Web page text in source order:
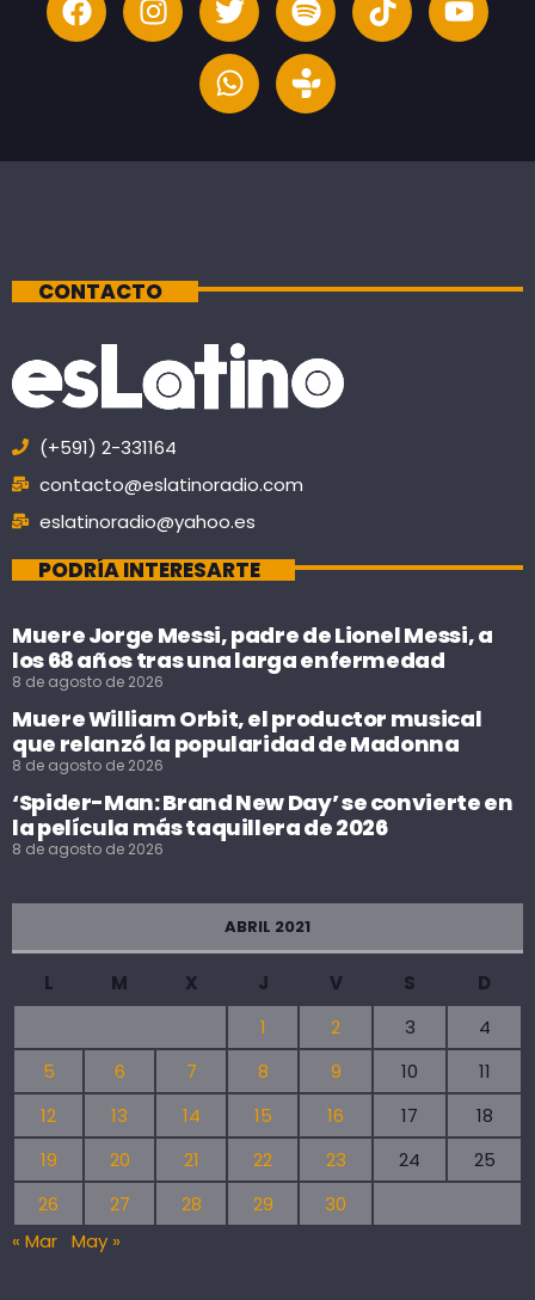
CONTACTO
(+591) 2-331164
contacto@eslatinoradio.com
eslatinoradio@yahoo.es
PODRÍA INTERESARTE
Muere Jorge Messi, padre de Lionel Messi, a
los 68 años tras una larga enfermedad
8 de agosto de 2026
Muere William Orbit, el productor musical
que relanzó la popularidad de Madonna
8 de agosto de 2026
‘Spider-Man: Brand New Day’ se convierte en
la película más taquillera de 2026
8 de agosto de 2026
ABRIL 2021
L M X J V S
D
1
2 3
4
5
6 7 8 9 10
11
12
13 14 15 16 17
18
19
20 21 22 23 24
25
26
27 28 29
30
« Mar May »